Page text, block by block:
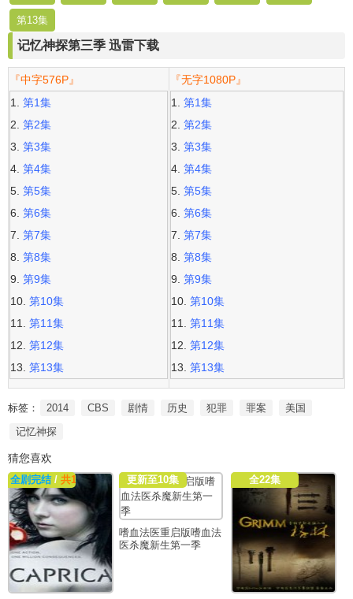
第13集
记忆神探第三季 迅雷下载
『中字576P』
第1集
第2集
第3集
第4集
第5集
第6集
第7集
第8集
第9集
第10集
第11集
第12集
第13集
『无字1080P』
第1集
第2集
第3集
第4集
第5集
第6集
第7集
第8集
第9集
第10集
第11集
第12集
第13集
标签： 2014 CBS 剧情 历史 犯罪 罪案
美国
记忆神探
猜您喜欢
全剧完结 / 共18集 更新至10集
嗜血法医重启版嗜血法
医杀魔新生第一季
全22集